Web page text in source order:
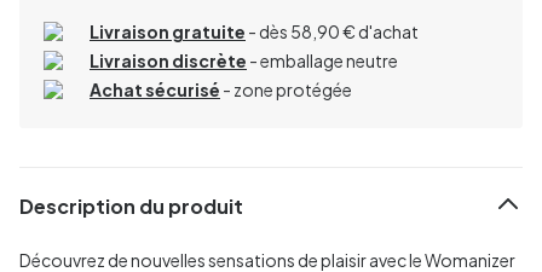
Livraison gratuite - dès 58,90 € d'achat
Livraison discrète - emballage neutre
Achat sécurisé - zone protégée
Description du produit
Découvrez de nouvelles sensations de plaisir avec le Womanizer